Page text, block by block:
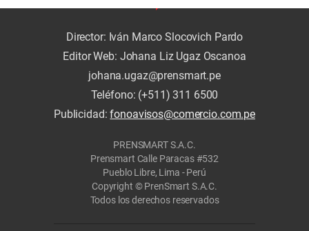
Director: Iván Marco Slocovich Pardo
Editor Web: Johana Liz Ugaz Oscanoa
johana.ugaz@prensmart.pe
Teléfono: (+511) 311 6500
Publicidad:fonoavisos@comercio.com.pe
PRENSMART S.A.C.
Prensmart Calle Paracas #532
Pueblo Libre, Lima - Perú
Copyright © PrenSmart S.A.C.
Todos los derechos reservados